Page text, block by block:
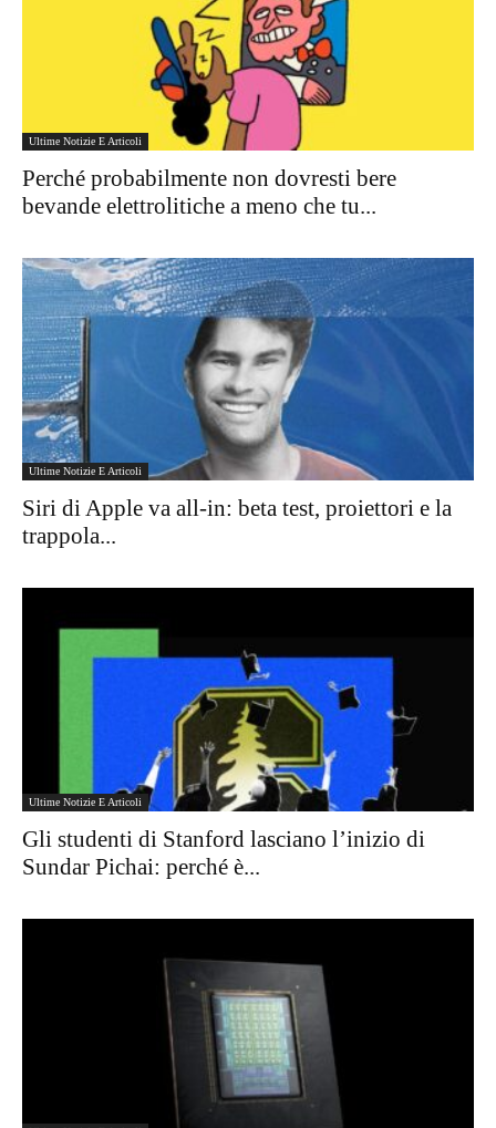
Ultime Notizie E Articoli
Perché probabilmente non dovresti bere
bevande elettrolitiche a meno che tu...
Ultime Notizie E Articoli
Siri di Apple va all-in: beta test, proiettori e la
trappola...
Ultime Notizie E Articoli
Gli studenti di Stanford lasciano l’inizio di
Sundar Pichai: perché è...